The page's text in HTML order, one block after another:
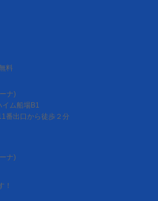
料
ナ)
ム船場B1
番出口から徒歩２分
ナ)
！